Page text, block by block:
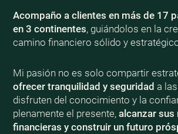
Acompaño a clientes en más de 17
en 3 continentes, guiándolos en la
camino financiero sólido y
Mi pasión no es solo compartir
ofrecer tranquilidad y seguridad a
disfruten del conocimiento y la
plenamente el presente, alcanzar sus
financieras y construir un futuro